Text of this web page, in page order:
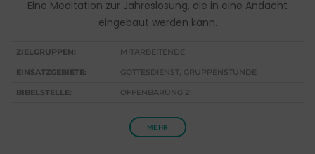
Eine Meditation zur Jahreslosung, die in eine Andacht
eingebaut werden kann.
ZIELGRUPPEN: MITARBEITENDE
EINSATZGEBIETE: GOTTESDIENST, GRUPPENSTUNDE
BIBELSTELLE: OFFENBARUNG 21
MEHR